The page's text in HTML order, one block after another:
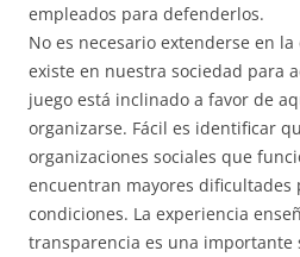
empleados para defenderlos.
No es necesario extenderse en
existe en nuestra sociedad para
juego está inclinado a favor de
organizarse. Fácil es identificar
organizaciones sociales que
encuentran mayores dificultades
condiciones. La experiencia
transparencia es una importante